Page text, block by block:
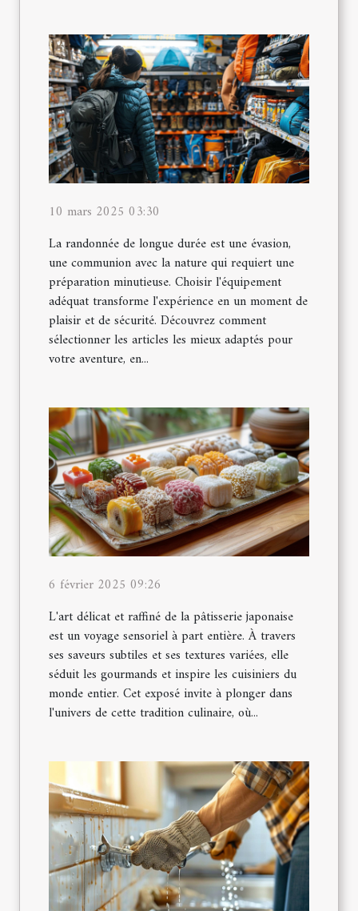
10 mars 2025 03:30
La randonnée de longue durée est une évasion,
une communion avec la nature qui requiert une
préparation minutieuse. Choisir l'équipement
adéquat transforme l'expérience en un moment de
plaisir et de sécurité. Découvrez comment
sélectionner les articles les mieux adaptés pour
votre aventure, en...
6 février 2025 09:26
L'art délicat et raffiné de la pâtisserie japonaise
est un voyage sensoriel à part entière. À travers
ses saveurs subtiles et ses textures variées, elle
séduit les gourmands et inspire les cuisiniers du
monde entier. Cet exposé invite à plonger dans
l'univers de cette tradition culinaire, où...